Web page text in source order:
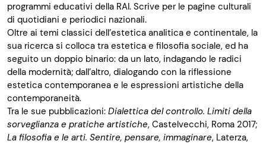
programmi educativi della RAI. Scrive per le pagine culturali
di quotidiani e periodici nazionali.
Oltre ai temi classici dell’estetica analitica e continentale, la
sua ricerca si colloca tra estetica e filosofia sociale, ed ha
seguito un doppio binario: da un lato, indagando le radici
della modernità; dall’altro, dialogando con la riflessione
estetica contemporanea e le espressioni artistiche della
contemporaneità.
Tra le sue pubblicazioni: Dialettica del controllo. Limiti della
sorveglianza e pratiche artistiche, Castelvecchi, Roma 2017;
La filosofia e le arti. Sentire, pensare, immaginare, Laterza,